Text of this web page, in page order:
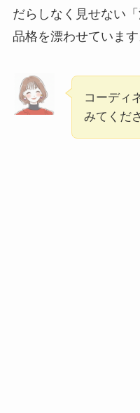
だらしなく見せない
品格を漂わせています
コーディ
みてくだ